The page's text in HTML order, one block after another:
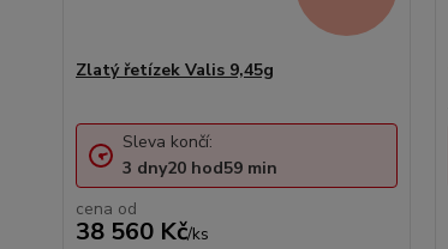
Zlatý řetízek Valis 9,45g
cena od
38 560 Kč/ks
Sleva končí:
3 dny20 hod59 min